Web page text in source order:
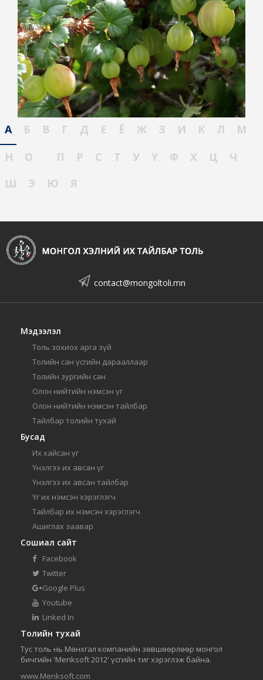
А Б В Г Д Е Ё Ж З И К Л
М
Н
О П Р С Т У Ү Ф Х Ц
Ч
Ш
Э Ю Я
contact@mongoltoli.mn
Мэдээлэл
Толь зохиох арга зүй
Толийн сан үсгийн дарааллаар
Толийн зургийн сан
Олон нийтийн нэмсэн үг
Олон нийтийн нэмсэн тайлбар
Тайлбар толийн тухай
Бусад
Их хайсан үг
Үнэлгээ их авсан үг
Үнэлгээ их авсан тайлбар
Үг их нэмсэн хэрэглэгч
Тайлбар их нэмсэн хэрэглэгч
Ашиглах заавар
Сошиал сайт
Facebook
Twitter
Google Plus
Youtube
Linked In
Толийн тухай
Тус толь нь Мөнхгал компанийн зөвшөөрлөөр монгол
бичгийн 'Menksoft 2012' үсгийн тиг хэрэглэж байна.
www.Menksoft.com